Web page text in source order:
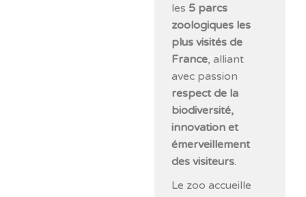
les 5 parcs
zoologiques les
plus visités de
France, alliant
avec passion
respect de la
biodiversité,
innovation et
émerveillement
des visiteurs.
Le zoo accueille